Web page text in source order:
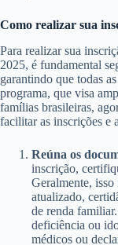
Como realizar sua
Para realizar sua
2025, é fundamental
garantindo que todas
programa, que visa
famílias brasileiras,
facilitar as inscrições e
Reúna os
inscrição,
Geralmente,
atualizado,
de renda
deficiência ou
médicos ou